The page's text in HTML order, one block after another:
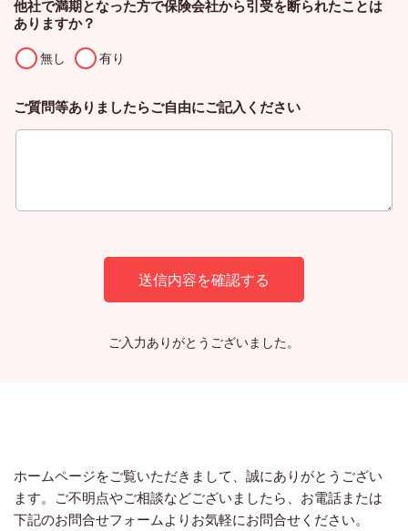
他社で満期となった方で保険会社から引受を断られたことは
ありますか？
無し 有り
ご質問等ありましたらご自由にご記入ください
ご入力ありがとうございました。
ホームページをご覧いただきまして、誠にありがとうござい
ます。ご不明点やご相談などございましたら、お電話または
下記のお問合せフォームよりお気軽にお問合せください。